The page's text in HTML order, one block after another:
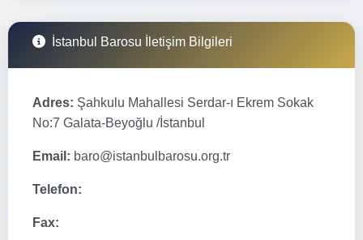
İstanbul Barosu İletişim Bilgileri
Adres: Şahkulu Mahallesi Serdar-ı Ekrem Sokak
No:7 Galata-Beyoğlu /İstanbul
Email: baro@istanbulbarosu.org.tr
Telefon:
Fax: